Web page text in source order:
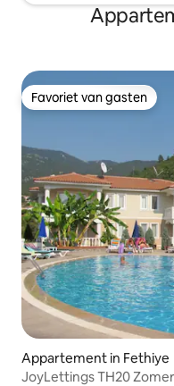
Favoriet van gasten
Favoriet van gasten
Appartement in Fethiye
JoyLettings TH20